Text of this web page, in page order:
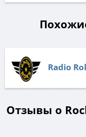
Radio
Отзывы о